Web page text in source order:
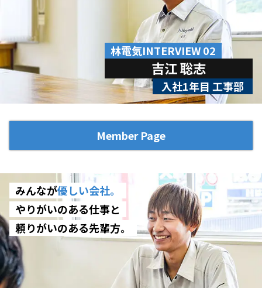
林電気INTERVIEW 02
吉江 聡志
入社1年目 工事部
Member Page
みんなが優しい会社。
やりがいのある仕事と
頼りがいのある先輩方。